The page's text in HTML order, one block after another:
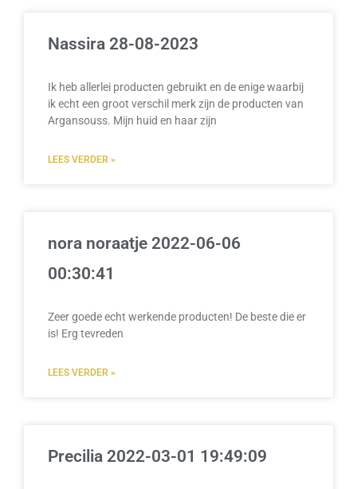
Nassira 28-08-2023
Ik heb allerlei producten gebruikt en de enige waarbij
ik echt een groot verschil merk zijn de producten van
Argansouss. Mijn huid en haar zijn
LEES VERDER »
nora noraatje 2022-06-06
00:30:41
Zeer goede echt werkende producten! De beste die er
is! Erg tevreden
LEES VERDER »
Precilia 2022-03-01 19:49:09